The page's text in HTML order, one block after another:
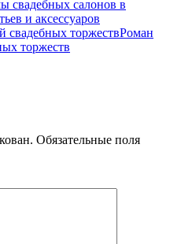
свадебных салонов в
и аксессуаров
Роман
торжеств
Обязательные поля